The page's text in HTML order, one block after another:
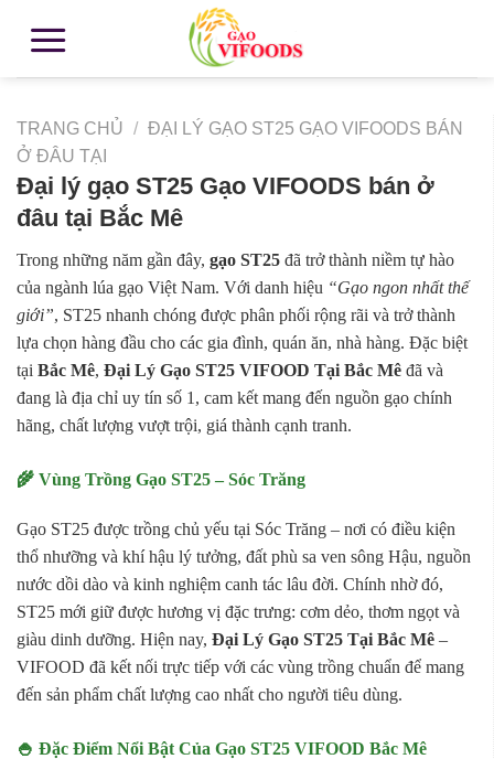
TRANG CHỦ / ĐẠI LÝ GẠO ST25 GẠO VIFOODS BÁN
Ở ĐÂU TẠI
Đại lý gạo ST25 Gạo VIFOODS bán ở
đâu tại Bắc Mê
Trong những năm gần đây, gạo ST25 đã trở thành niềm tự hào
của ngành lúa gạo Việt Nam. Với danh hiệu “Gạo ngon nhất thế
giới”, ST25 nhanh chóng được phân phối rộng rãi và trở thành
lựa chọn hàng đầu cho các gia đình, quán ăn, nhà hàng. Đặc biệt
tại Bắc Mê, Đại Lý Gạo ST25 VIFOOD Tại Bắc Mê đã và
đang là địa chỉ uy tín số 1, cam kết mang đến nguồn gạo chính
hãng, chất lượng vượt trội, giá thành cạnh tranh.
🌾 Vùng Trồng Gạo ST25 – Sóc Trăng
Gạo ST25 được trồng chủ yếu tại Sóc Trăng – nơi có điều kiện
thổ nhưỡng và khí hậu lý tưởng, đất phù sa ven sông Hậu, nguồn
nước dồi dào và kinh nghiệm canh tác lâu đời. Chính nhờ đó,
ST25 mới giữ được hương vị đặc trưng: cơm dẻo, thơm ngọt và
giàu dinh dưỡng. Hiện nay, Đại Lý Gạo ST25 Tại Bắc Mê –
VIFOOD đã kết nối trực tiếp với các vùng trồng chuẩn để mang
đến sản phẩm chất lượng cao nhất cho người tiêu dùng.
🍚 Đặc Điểm Nổi Bật Của Gạo ST25 VIFOOD Bắc Mê